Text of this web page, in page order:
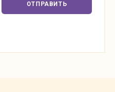
ОТПРАВИТЬ